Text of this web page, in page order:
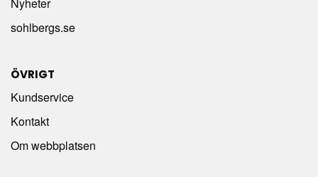
Nyheter
sohlbergs.se
ÖVRIGT
Kundservice
Kontakt
Om webbplatsen